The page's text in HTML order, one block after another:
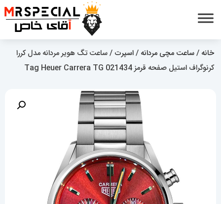
خانه /ساعت مچی مردانه /اسپرت / ساعت تگ هویر مردانه مدل کررا
کرنوگراف استیل صفحه قرمز Tag Heuer Carrera TG 021434